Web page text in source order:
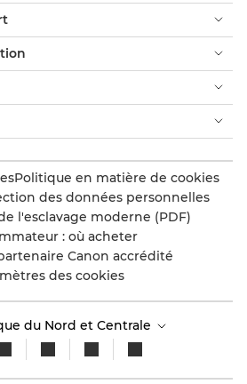
Politique en matière de cookies
des données personnelles
l'esclavage moderne (PDF)
: où acheter
Canon accrédité
des cookies
du Nord et Centrale